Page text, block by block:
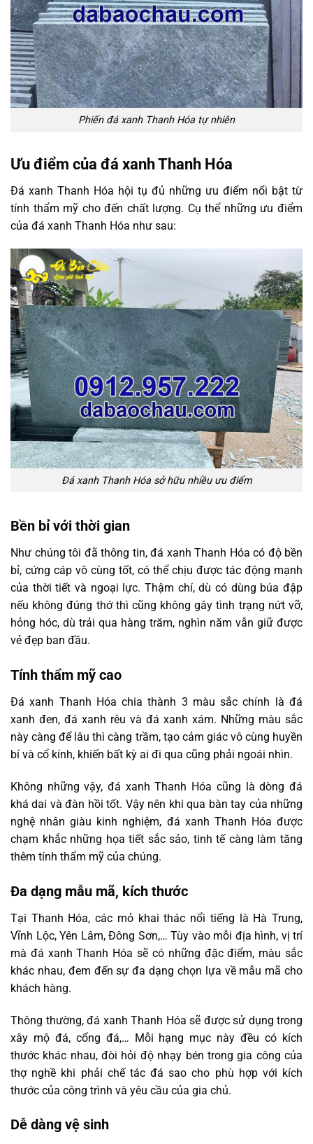
Phiến đá xanh Thanh Hóa tự nhiên
Ưu điểm của đá xanh Thanh Hóa
Đá xanh Thanh Hóa hội tụ đủ những ưu điểm nổi bật từ
tính thẩm mỹ cho đến chất lượng. Cụ thể những ưu điểm
của đá xanh Thanh Hóa như sau:
Đá xanh Thanh Hóa sở hữu nhiều ưu điểm
Bền bỉ với thời gian
Như chúng tôi đã thông tin, đá xanh Thanh Hóa có độ bền
bỉ, cứng cáp vô cùng tốt, có thể chịu được tác động mạnh
của thời tiết và ngoại lực. Thậm chí, dù có dùng búa đập
nếu không đúng thớ thì cũng không gây tình trạng nứt vỡ,
hỏng hóc, dù trải qua hàng trăm, nghìn năm vẫn giữ được
vẻ đẹp ban đầu.
Tính thẩm mỹ cao
Đá xanh Thanh Hóa chia thành 3 màu sắc chính là đá
xanh đen, đá xanh rêu và đá xanh xám. Những màu sắc
này càng để lâu thì càng trầm, tạo cảm giác vô cùng huyền
bí và cổ kính, khiến bất kỳ ai đi qua cũng phải ngoái nhìn.
Không những vậy, đá xanh Thanh Hóa cũng là dòng đá
khá dai và đàn hồi tốt. Vậy nên khi qua bàn tay của những
nghệ nhân giàu kinh nghiệm, đá xanh Thanh Hóa được
chạm khắc những họa tiết sắc sảo, tinh tế càng làm tăng
thêm tính thẩm mỹ của chúng.
Đa dạng mẫu mã, kích thước
Tại Thanh Hóa, các mỏ khai thác nổi tiếng là Hà Trung,
Vĩnh Lộc, Yên Lâm, Đông Sơn,… Tùy vào mỗi địa hình, vị trí
mà đá xanh Thanh Hóa sẽ có những đặc điểm, màu sắc
khác nhau, đem đến sự đa dạng chọn lựa về mẫu mã cho
khách hàng.
Thông thường, đá xanh Thanh Hóa sẽ được sử dụng trong
xây mộ đá, cổng đá,… Mỗi hạng mục này đều có kích
thước khác nhau, đòi hỏi độ nhạy bén trong gia công của
thợ nghề khi phải chế tác đá sao cho phù hợp với kích
thước của công trình và yêu cầu của gia chủ.
Dễ dàng vệ sinh